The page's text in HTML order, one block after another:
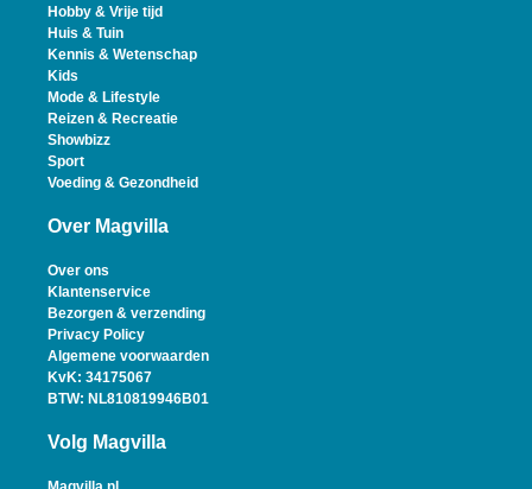
Hobby & Vrije tijd
Huis & Tuin
Kennis & Wetenschap
Kids
Mode & Lifestyle
Reizen & Recreatie
Showbizz
Sport
Voeding & Gezondheid
Over Magvilla
Over ons
Klantenservice
Bezorgen & verzending
Privacy Policy
Algemene voorwaarden
KvK: 34175067
BTW: NL810819946B01
Volg Magvilla